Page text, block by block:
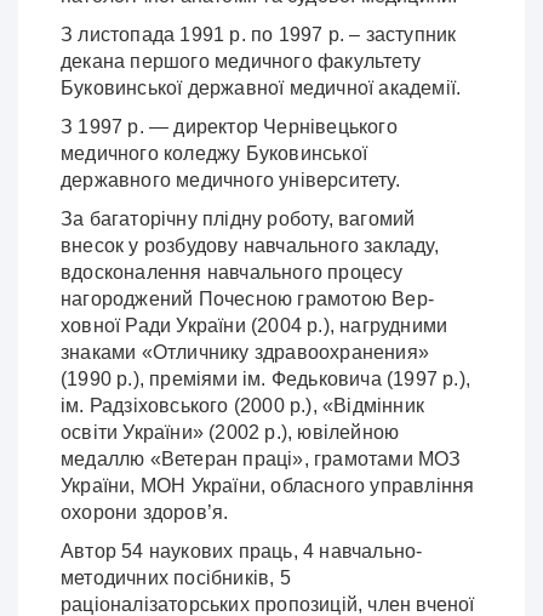
З листопада 1991 р. по 1997 р. – заступник
декана першого медичного факультету
Буковинської державної медичної академії.
З 1997 р. — директор Чернівецького
медичного коледжу Буковинської
державного медичного університету.
За багаторічну плідну роботу, вагомий
внесок у розбудову навчального закладу,
вдосконалення навчального процесу
нагороджений Почесною грамотою Вер­
ховної Ради України (2004 р.), нагрудними
знаками «Отличнику здравоохранения»
(1990 p.), преміями ім. Федьковича (1997 p.),
ім. Радзіховського (2000 p.), «Відмінник
освіти України» (2002 p.), ювілейною
медаллю «Ветеран праці», грамотами МОЗ
України, МОН України, обласного управління
охорони здоров’я.
Автор 54 наукових праць, 4 навчально-
методичних посібників, 5
раціоналізаторських пропозицій, член вченої